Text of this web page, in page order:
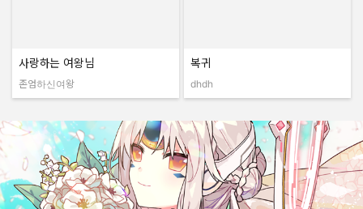
사랑하는 여왕님
작성자:
존엄하신여왕
복귀
dhdh
엘소드의 또다른 재미 작가연재만화